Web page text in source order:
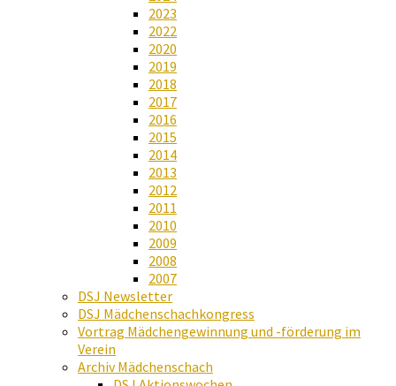
2023
2022
2020
2019
2018
2017
2016
2015
2014
2013
2012
2011
2010
2009
2008
2007
DSJ Newsletter
DSJ Mädchenschachkongress
Vortrag Mädchengewinnung und -förderung im
Verein
Archiv Mädchenschach